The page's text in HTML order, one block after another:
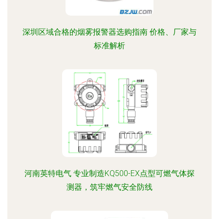
深圳区域合格的烟雾报警器选购指南 价格、厂家与
标准解析
河南英特电气 专业制造KQ500-EX点型可燃气体探
测器，筑牢燃气安全防线